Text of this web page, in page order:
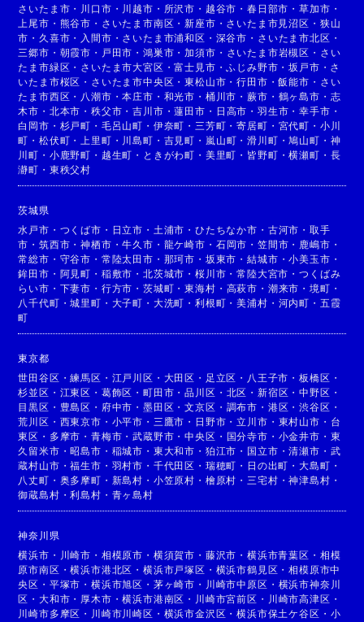
さいたま市 ・ 川口市 ・ 川越市 ・ 所沢市 ・ 越谷市 ・春日部市 ・草加市 ・
上尾市 ・ 熊谷市 ・ さいたま市南区 ・新座市 ・ さいたま市見沼区 ・ 狭山
市 ・ 久喜市 ・ 入間市 ・ さいたま市浦和区 ・ 深谷市 ・ さいたま市北区 ・
三郷市 ・ 朝霞市 ・ 戸田市 ・鴻巣市 ・加須市 ・ さいたま市岩槻区 ・ さい
たま市緑区 ・ さいたま市大宮区 ・富士見市 ・ふじみ野市 ・坂戸市 ・ さ
いたま市桜区 ・ さいたま市中央区 ・東松山市 ・行田市 ・飯能市 ・ さい
たま市西区 ・ 八潮市 ・本庄市 ・ 和光市 ・ 桶川市 ・蕨市 ・ 鶴ヶ島市 ・ 志
木市 ・ 北本市 ・秩父市 ・吉川市 ・蓮田市 ・ 日高市 ・ 羽生市 ・幸手市 ・
白岡市 ・ 杉戸町 ・ 毛呂山町 ・ 伊奈町 ・ 三芳町 ・寄居町 ・ 宮代町 ・ 小川
町 ・松伏町 ・ 上里町 ・ 川島町 ・ 吉見町 ・ 嵐山町 ・滑川町 ・鳩山町 ・ 神
川町 ・ 小鹿野町 ・ 越生町 ・ ときがわ町 ・ 美里町 ・ 皆野町 ・横瀬町 ・ 長
瀞町 ・ 東秩父村
茨城県
水戸市 ・ つくば市 ・ 日立市 ・ 土浦市 ・ひたちなか市 ・ 古河市 ・ 取手
市 ・筑西市 ・神栖市 ・牛久市 ・ 龍ケ崎市 ・ 石岡市 ・ 笠間市 ・ 鹿嶋市 ・
常総市 ・ 守谷市 ・ 常陸太田市 ・ 那珂市 ・ 坂東市 ・結城市 ・小美玉市 ・
鉾田市 ・ 阿見町 ・ 稲敷市 ・北茨城市 ・桜川市 ・常陸大宮市 ・つくばみ
らい市 ・ 下妻市 ・ 行方市 ・茨城町 ・東海村 ・ 高萩市 ・ 潮来市 ・ 境町 ・
八千代町 ・城里町 ・ 大子町 ・ 大洗町 ・利根町 ・美浦村 ・ 河内町 ・ 五霞
町
東京都
世田谷区 ・練馬区 ・ 江戸川区 ・ 大田区 ・ 足立区 ・ 八王子市 ・板橋区 ・
杉並区 ・ 江東区 ・ 葛飾区 ・町田市 ・品川区 ・ 北区 ・ 新宿区 ・中野区 ・
目黒区 ・ 豊島区 ・ 府中市 ・墨田区 ・文京区 ・ 調布市 ・ 港区 ・渋谷区 ・
荒川区 ・ 西東京市 ・ 小平市 ・ 三鷹市 ・ 日野市 ・立川市 ・ 東村山市 ・ 台
東区 ・ 多摩市 ・青梅市 ・武蔵野市 ・中央区 ・ 国分寺市 ・ 小金井市 ・ 東
久留米市 ・昭島市 ・ 稲城市 ・ 東大和市 ・ 狛江市 ・ 国立市 ・清瀬市 ・ 武
蔵村山市 ・福生市 ・ 羽村市 ・ 千代田区 ・ 瑞穂町 ・ 日の出町 ・大島町 ・
八丈町 ・ 奥多摩町 ・ 新島村 ・ 小笠原村 ・ 檜原村 ・ 三宅村 ・神津島村 ・
御蔵島村 ・利島村 ・ 青ヶ島村
神奈川県
横浜市 ・ 川崎市 ・ 相模原市 ・ 横須賀市 ・ 藤沢市 ・横浜市青葉区 ・ 相模
原市南区 ・横浜市港北区 ・横浜市戸塚区 ・ 横浜市鶴見区 ・相模原市中
央区 ・ 平塚市 ・横浜市旭区 ・ 茅ヶ崎市 ・ 川崎市中原区 ・ 横浜市神奈川
区 ・大和市 ・ 厚木市 ・横浜市港南区 ・ 川崎市宮前区 ・ 川崎市高津区 ・
川崎市多摩区 ・ 川崎市川崎区 ・ 横浜市金沢区 ・横浜市保土ケ谷区 ・ 小